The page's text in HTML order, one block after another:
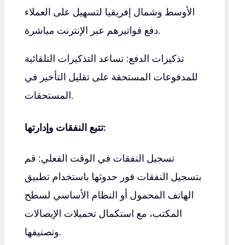
الأوسط وشمال إفريقيا لتسهيل على العملاء
دفع فواتيرهم عبر الإنترنت مباشرة.
تذكيرات الدفع: تساعد التذكيرات التلقائية
للمدفوعات المستحقة على تقليل التأخير في
المستحقات.
تتبع النفقات وإدارتها:
تسجيل النفقات في الوقت الفعلي: قم
بتسجيل النفقات فور حدوثها باستخدام تطبيق
الهاتف المحمول أو النظام الأساسي لسطح
المكتب، مع استكمال تحميلات الإيصالات
وتصنيفها.